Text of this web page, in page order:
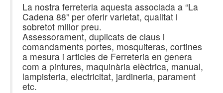
La nostra ferreteria aquesta associada a “La
Cadena 88” per oferir varietat, qualitat i
sobretot millor preu.
Assessorament, duplicats de claus i
comandaments portes, mosquiteras, cortines
a mesura i articles de Ferreteria en genera
com a pintures, maquinària elèctrica, manual,
lampisteria, electricitat, jardineria, parament
etc.